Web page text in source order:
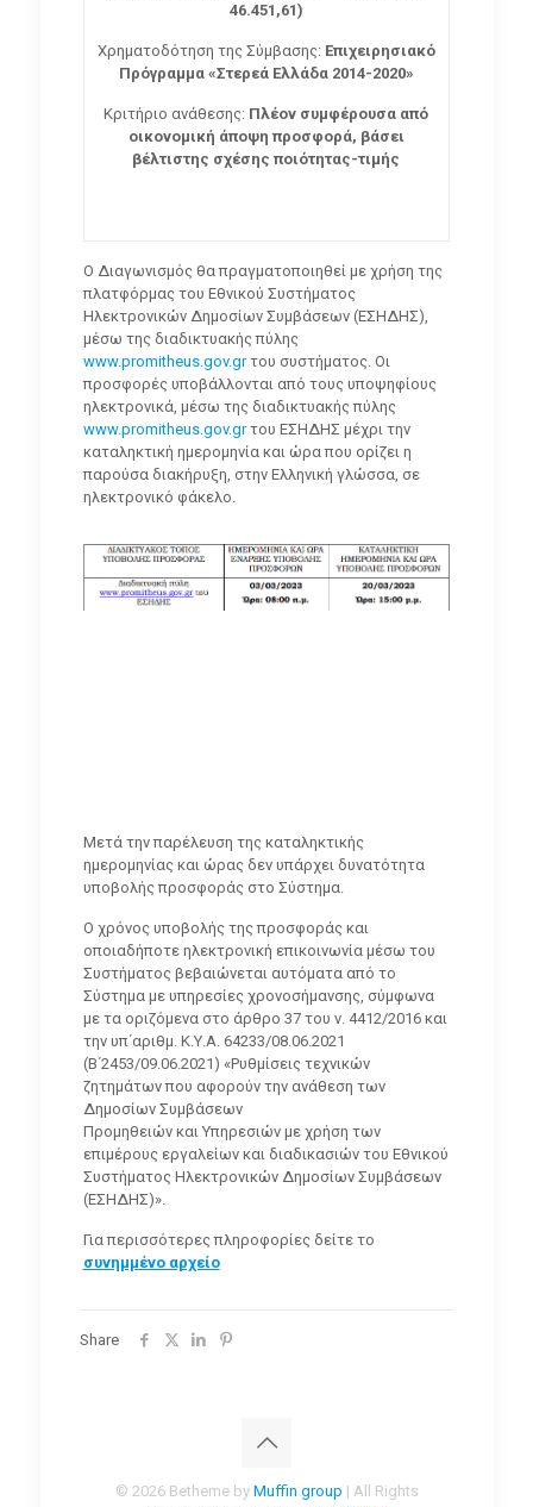
46.451,61)
Χρηματοδότηση της Σύμβασης: Επιχειρησιακό
Πρόγραμμα «Στερεά Ελλάδα 2014-2020»
Κριτήριο ανάθεσης: Πλέον συμφέρουσα από
οικονομική άποψη προσφορά, βάσει
βέλτιστης σχέσης ποιότητας-τιμής
Ο Διαγωνισμός θα πραγματοποιηθεί με χρήση της
πλατφόρμας του Εθνικού Συστήματος
Ηλεκτρονικών Δημοσίων Συμβάσεων (ΕΣΗΔΗΣ),
μέσω της διαδικτυακής πύλης
www.promitheus.gov.grτου συστήματος. Οι
προσφορές υποβάλλονται από τους υποψηφίους
ηλεκτρονικά, μέσω της διαδικτυακής πύλης
www.promitheus.gov.grτου ΕΣΗΔΗΣ μέχρι την
καταληκτική ημερομηνία και ώρα που ορίζει η
παρούσα διακήρυξη, στην Ελληνική γλώσσα, σε
ηλεκτρονικό φάκελο.
Μετά την παρέλευση της καταληκτικής
ημερομηνίας και ώρας δεν υπάρχει δυνατότητα
υποβολής προσφοράς στο Σύστημα.
Ο χρόνος υποβολής της προσφοράς και
οποιαδήποτε ηλεκτρονική επικοινωνία μέσω του
Συστήματος βεβαιώνεται αυτόματα από το
Σύστημα με υπηρεσίες χρονοσήμανσης, σύμφωνα
με τα οριζόμενα στο άρθρο 37 του ν. 4412/2016 και
την υπ΄αριθμ. Κ.Υ.Α. 64233/08.06.2021
(Β΄2453/09.06.2021) «Ρυθμίσεις τεχνικών
ζητημάτων που αφορούν την ανάθεση των
Δημοσίων Συμβάσεων
Προμηθειών και Υπηρεσιών με χρήση των
επιμέρους εργαλείων και διαδικασιών του Εθνικού
Συστήματος Ηλεκτρονικών Δημοσίων Συμβάσεων
(ΕΣΗΔΗΣ)».
Για περισσότερες πληροφορίες δείτε το
συνημμένο αρχείο
Share
© 2026 Betheme by Muffin group | All Rights